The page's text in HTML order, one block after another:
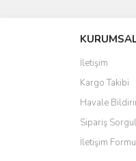
Bu
İletişim
Kargo Takibi
Havale
Sipariş
İletişim Formu